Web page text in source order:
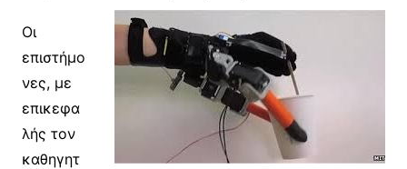
Οι
επιστήμο
νες, με
επικεφα
λής τον
καθηγητ